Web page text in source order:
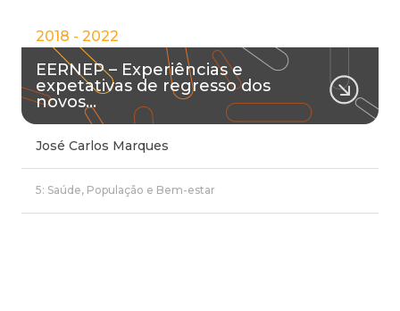
2018 - 2022
EERNEP – Experiências e
expetativas de regresso dos
novos…
José Carlos Marques
5: Saúde, População e Bem-estar